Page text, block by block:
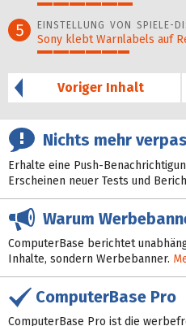
5 EINSTELLUNG VON SPIELE-
Sony klebt Warnlabels auf
Voriger Inhalt
Nichts mehr
Erhalte eine Push-
Erscheinen neuer Tests und
Warum
ComputerBase berichtet
Inhalte, sondern Werbebanner.
ComputerBase Pro
ComputerBase Pro ist die